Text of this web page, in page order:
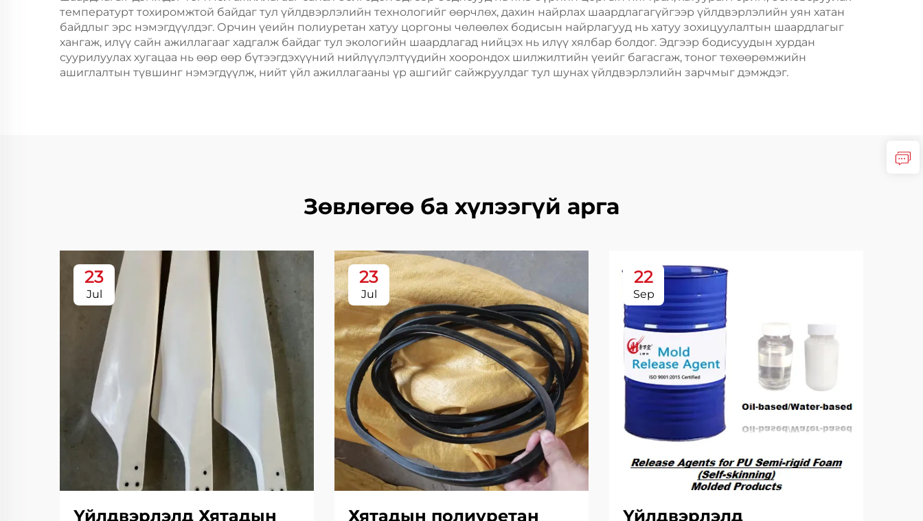
температурт тохиромжтой байдаг тул үйлдвэрлэлийн технологийг өөрчлөх, дахин найрлах шаардлагагүйгээр үйлдвэрлэлийн уян хатан
байдлыг эрс нэмэгдүүлдэг. Орчин үеийн полиуретан хатуу цоргоны чөлөөлөх бодисын найрлагууд нь хатуу зохицуулалтын шаардлагыг
хангаж, илүү сайн ажиллагааг хадгалж байдаг тул экологийн шаардлагад нийцэх нь илүү хялбар болдог. Эдгээр бодисуудын хурдан
суурилуулах хугацаа нь өөр өөр бүтээгдэхүүний нийлүүлэлтүүдийн хоорондох шилжилтийн үеийг багасгаж, тоног төхөөрөмжийн
ашиглалтын түвшинг нэмэгдүүлж, нийт үйл ажиллагааны үр ашгийг сайжруулдаг тул шунах үйлдвэрлэлийн зарчмыг дэмждэг.
Зөвлөгөө ба хүлээгүй арга
23
Jul
Үйлдвэрлэлд Хятадын
23
Jul
Хятадын полиуретан
22
Sep
Үйлдвэрлэлд